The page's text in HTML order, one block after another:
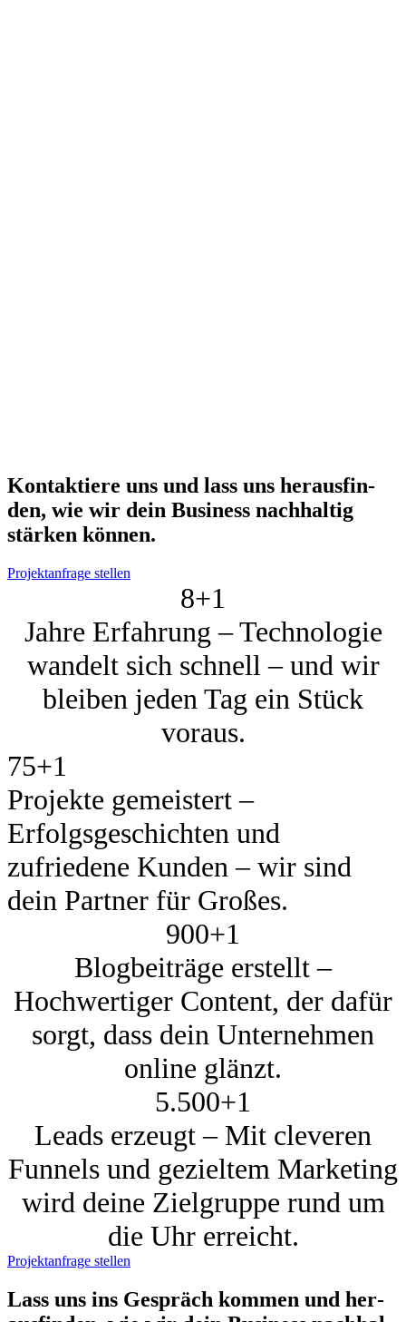
Kon­tak­tie­re uns und lass uns her­aus­fin­
den, wie wir dein Busi­ness nach­hal­tig
stär­ken kön­nen.
Projektanfrage stellen
8+1
Jahre Erfahrung – Technologie
wandelt sich schnell – und wir
bleiben jeden Tag ein Stück
voraus.
75+1
Projekte gemeistert –
Erfolgsgeschichten und
zufriedene Kunden – wir sind
dein Partner für Großes.
900+1
Blogbeiträge erstellt –
Hochwertiger Content, der dafür
sorgt, dass dein Unternehmen
online glänzt.
5.500+1
Leads erzeugt – Mit cleveren
Funnels und gezieltem Marketing
wird deine Zielgruppe rund um
die Uhr erreicht.
Projektanfrage stellen
Lass uns ins Gespräch kom­men und her­